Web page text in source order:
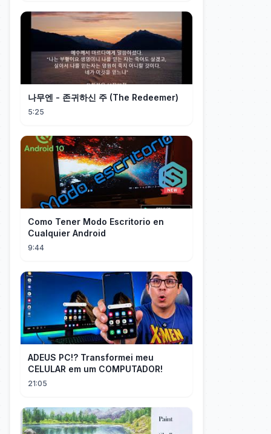
나무엔 - 존귀하신 주 (The Redeemer)
5:25
Como Tener Modo Escritorio en
Cualquier Android
9:44
ADEUS PC!? Transformei meu
CELULAR em um COMPUTADOR!
21:05